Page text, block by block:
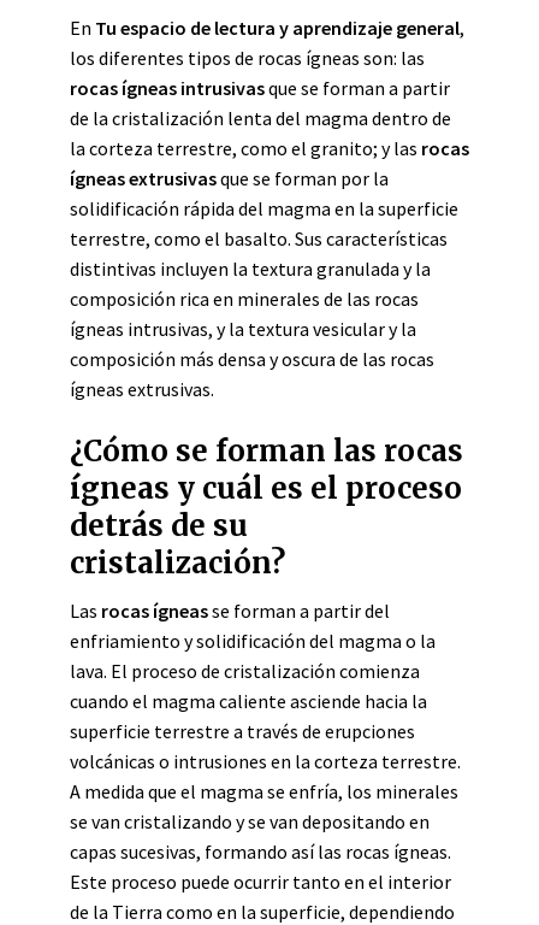
En Tu espacio de lectura y aprendizaje general,
los diferentes tipos de rocas ígneas son: las
rocas ígneas intrusivasque se forman a partir
de la cristalización lenta del magma dentro de
la corteza terrestre, como el granito; y las rocas
ígneas extrusivasque se forman por la
solidificación rápida del magma en la superficie
terrestre, como el basalto. Sus características
distintivas incluyen la textura granulada y la
composición rica en minerales de las rocas
ígneas intrusivas, y la textura vesicular y la
composición más densa y oscura de las rocas
ígneas extrusivas.
¿Cómo se forman las rocas
ígneas y cuál es el proceso
detrás de su
cristalización?
Las rocas ígneasse forman a partir del
enfriamiento y solidificación del magma o la
lava. El proceso de cristalización comienza
cuando el magma caliente asciende hacia la
superficie terrestre a través de erupciones
volcánicas o intrusiones en la corteza terrestre.
A medida que el magma se enfría, los minerales
se van cristalizando y se van depositando en
capas sucesivas, formando así las rocas ígneas.
Este proceso puede ocurrir tanto en el interior
de la Tierra como en la superficie, dependiendo